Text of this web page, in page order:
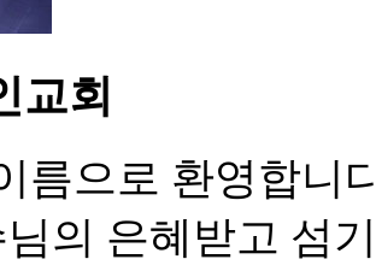
교회
름으로 환영합니
의 은혜받고 섬